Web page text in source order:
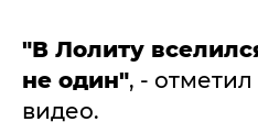
"В Лолиту
не один", -
видео.